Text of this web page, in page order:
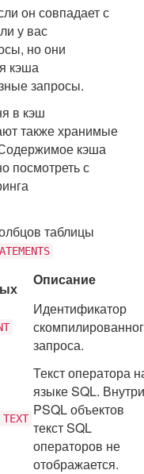
он совпадает с
у вас
но они
кэша
запросы.
в кэш
также хранимые
кэша
посмотреть с
таблицы
Описание
Идентификатор
запроса.
Текст оператора
языке SQL. Внутри
PSQL объектов
текст SQL
операторов не
отображается.